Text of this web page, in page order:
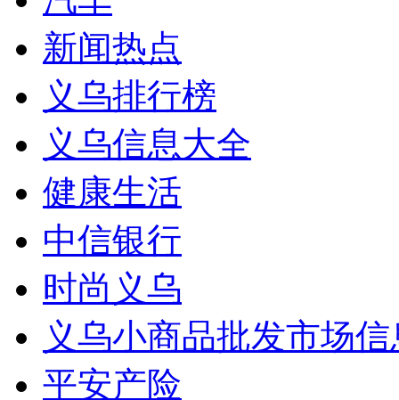
新闻热点
义乌排行榜
义乌信息大全
健康生活
中信银行
时尚义乌
义乌小商品批发市场
平安产险